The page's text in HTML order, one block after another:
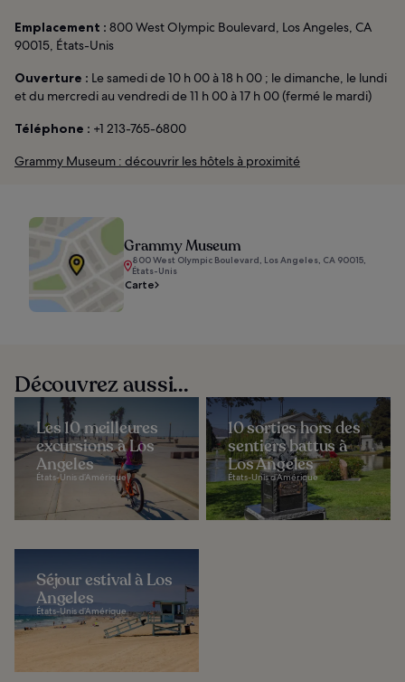
Emplacement : 800 West Olympic Boulevard, Los Angeles, CA
90015, États-Unis
Ouverture : Le samedi de 10 h 00 à 18 h 00 ; le dimanche, le lundi
et du mercredi au vendredi de 11 h 00 à 17 h 00 (fermé le mardi)
Téléphone : +1 213-765-6800
Grammy Museum : découvrir les hôtels à proximité
Grammy Museum
800 West Olympic Boulevard, Los Angeles, CA 90015,
États-Unis
Carte
Découvrez aussi...
Les 10 meilleures
excursions à Los
Angeles
États-Unis d’Amérique
10 sorties hors des
sentiers battus à
Los Angeles
États-Unis d’Amérique
Séjour estival à Los
Angeles
États-Unis d’Amérique